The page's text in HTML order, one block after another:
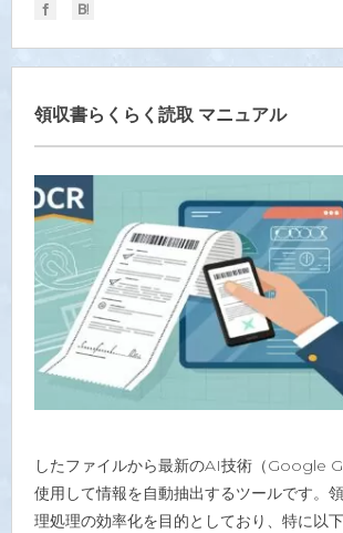
領収書らくらく読取 マニュアル
したファイルから最新のAI技術（Google
使用して情報を自動抽出するツールです。
理処理の効率化を目的としており、特に以